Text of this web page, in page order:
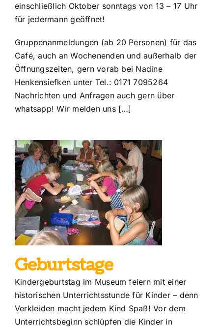
einschließlich Oktober sonntags von 13 – 17 Uhr
für jedermann geöffnet!
Gruppenanmeldungen (ab 20 Personen) für das
Café, auch an Wochenenden und außerhalb der
Öffnungszeiten, gern vorab bei Nadine
Henkensiefken unter Tel.: 0171 7095264
Nachrichten und Anfragen auch gern über
whatsapp! Wir melden uns […]
Geburtstage
Kindergeburtstag im Museum feiern mit einer
historischen Unterrichtsstunde für Kinder – denn
Verkleiden macht jedem Kind Spaß! Vor dem
Unterrichtsbeginn schlüpfen die Kinder in